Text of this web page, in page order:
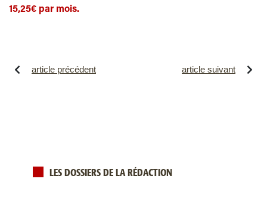
15,25€ par mois.
article précédent article suivant
LES DOSSIERS DE LA RÉDACTION